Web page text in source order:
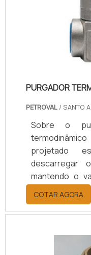
montagem,
identificar se
área do
constante
componentes
PURGADOR
PETROVAL / SANTO
Sobre o
projetado
descarregar
mantendo o
tubulações
podendo
horizontais,
COTAR AGORA